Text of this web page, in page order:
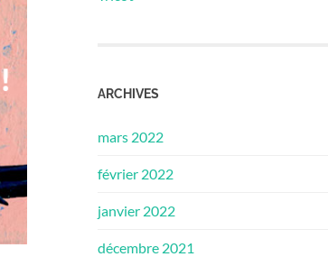
ARCHIVES
mars 2022
février 2022
janvier 2022
décembre 2021